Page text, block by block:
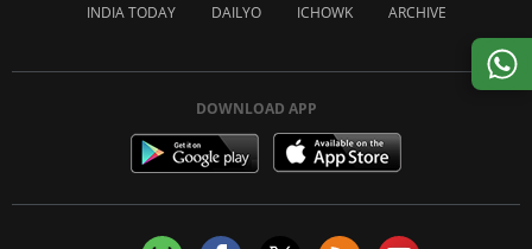
INDIA TODAY DAILYO ICHOWK ARCHIVE
DOWNLOAD APP